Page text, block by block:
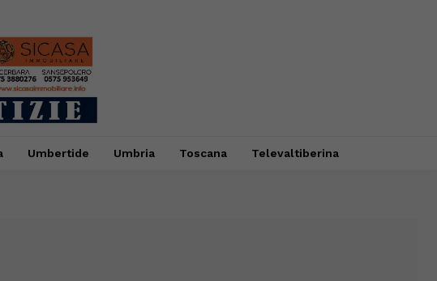
Umbertide Umbria Toscana Televaltiberina